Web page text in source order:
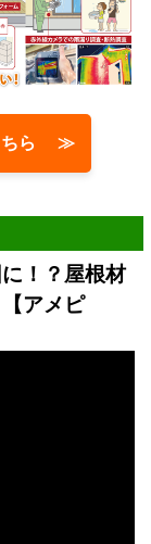
ちら ≫
！？屋根材
アメピ